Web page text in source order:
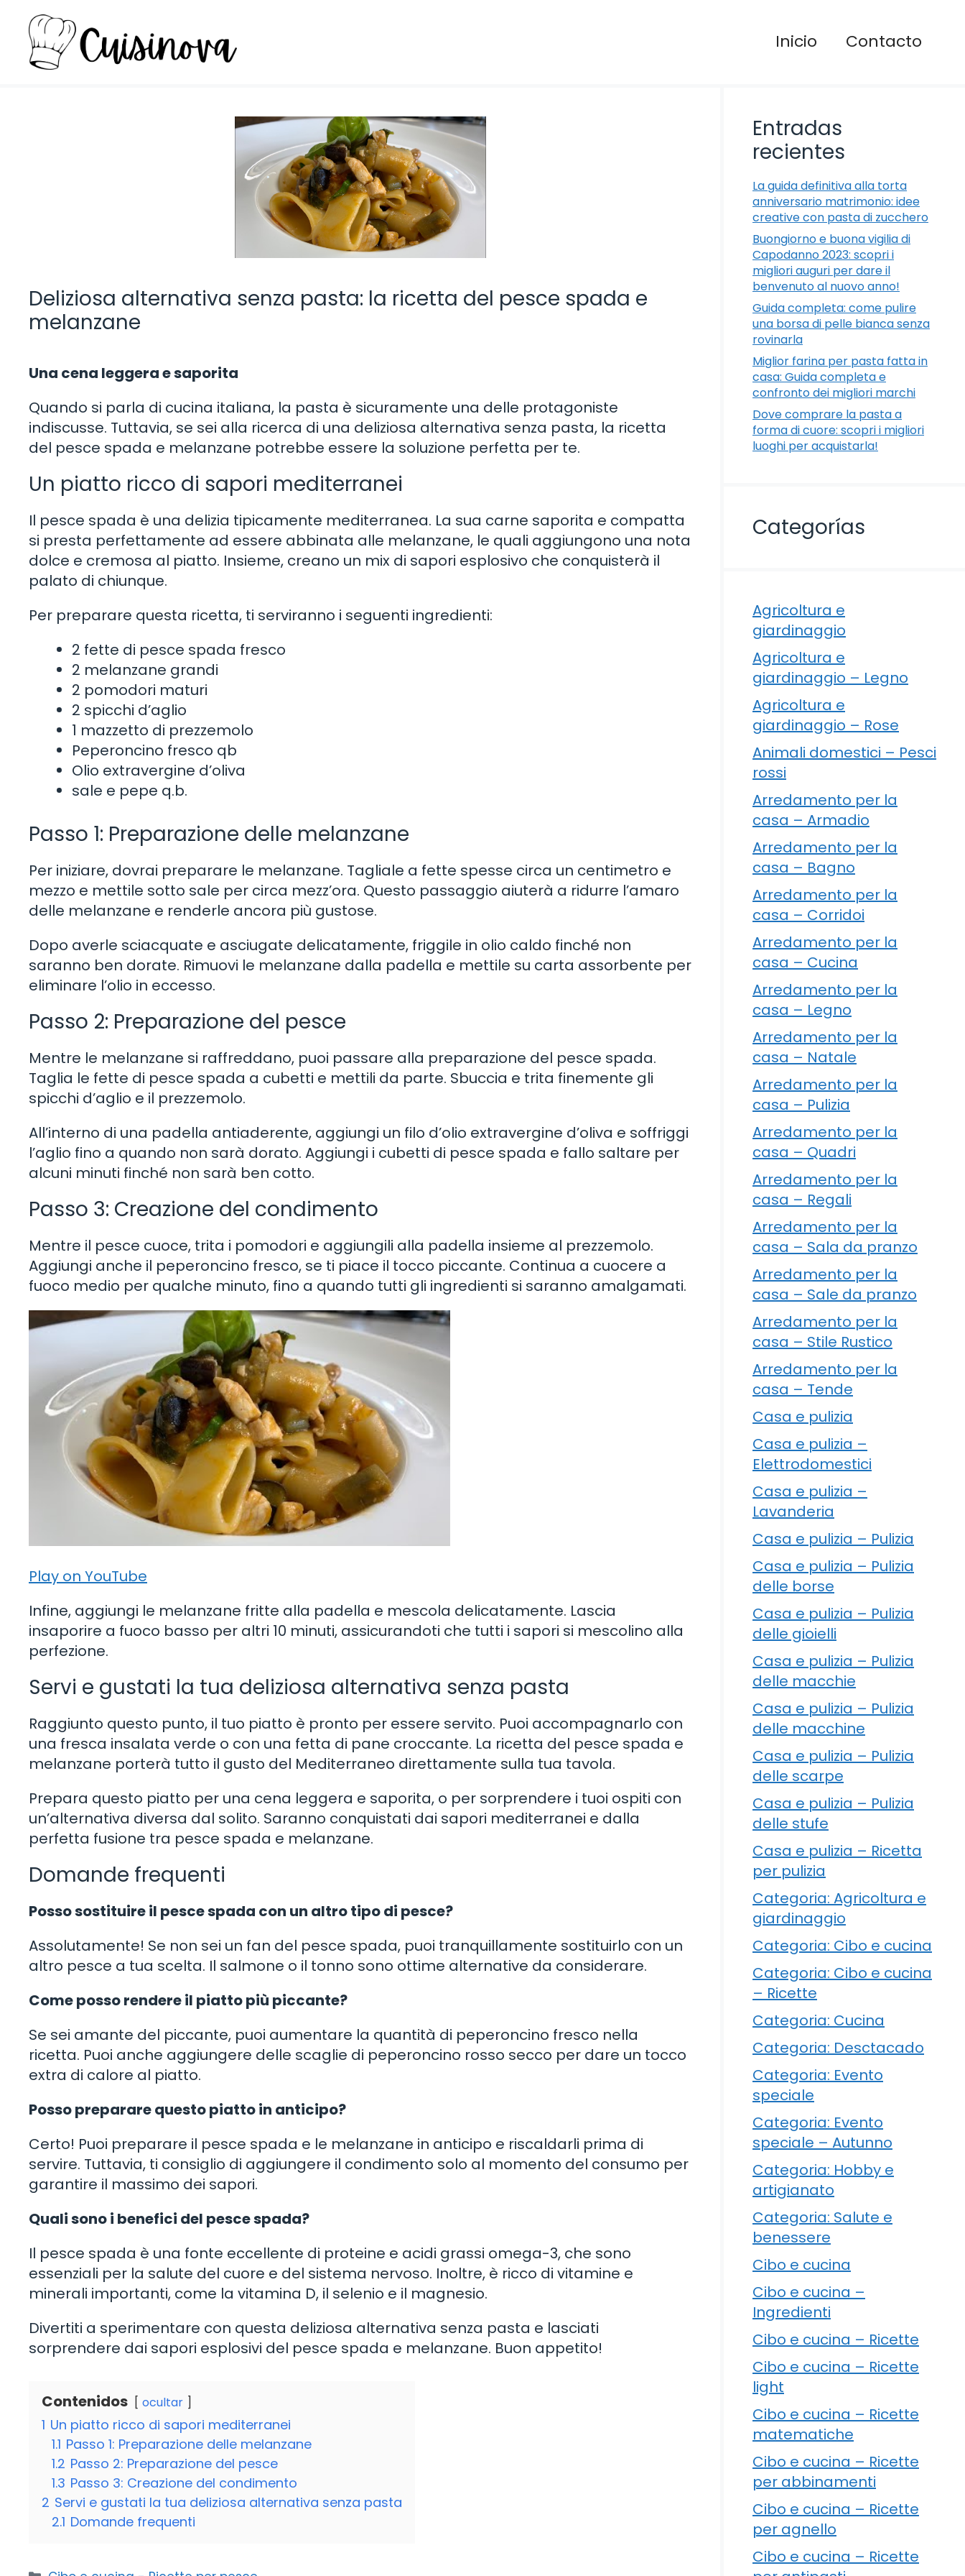
contenuto
Inicio Contacto
Deliziosa alternativa senza pasta: la ricetta del pesce spada e
melanzane
Una cena leggera e saporita
Quando si parla di cucina italiana, la pasta è sicuramente una delle protagoniste
indiscusse. Tuttavia, se sei alla ricerca di una deliziosa alternativa senza pasta, la ricetta
del pesce spada e melanzane potrebbe essere la soluzione perfetta per te.
Un piatto ricco di sapori mediterranei
Il pesce spada è una delizia tipicamente mediterranea. La sua carne saporita e compatta
si presta perfettamente ad essere abbinata alle melanzane, le quali aggiungono una nota
dolce e cremosa al piatto. Insieme, creano un mix di sapori esplosivo che conquisterà il
palato di chiunque.
Per preparare questa ricetta, ti serviranno i seguenti ingredienti:
2 fette di pesce spada fresco
2 melanzane grandi
2 pomodori maturi
2 spicchi d’aglio
1 mazzetto di prezzemolo
Peperoncino fresco qb
Olio extravergine d’oliva
sale e pepe q.b.
Passo 1: Preparazione delle melanzane
Per iniziare, dovrai preparare le melanzane. Tagliale a fette spesse circa un centimetro e
mezzo e mettile sotto sale per circa mezz’ora. Questo passaggio aiuterà a ridurre l’amaro
delle melanzane e renderle ancora più gustose.
Dopo averle sciacquate e asciugate delicatamente, friggile in olio caldo finché non
saranno ben dorate. Rimuovi le melanzane dalla padella e mettile su carta assorbente per
eliminare l’olio in eccesso.
Passo 2: Preparazione del pesce
Mentre le melanzane si raffreddano, puoi passare alla preparazione del pesce spada.
Taglia le fette di pesce spada a cubetti e mettili da parte. Sbuccia e trita finemente gli
spicchi d’aglio e il prezzemolo.
All’interno di una padella antiaderente, aggiungi un filo d’olio extravergine d’oliva e soffriggi
l’aglio fino a quando non sarà dorato. Aggiungi i cubetti di pesce spada e fallo saltare per
alcuni minuti finché non sarà ben cotto.
Passo 3: Creazione del condimento
Mentre il pesce cuoce, trita i pomodori e aggiungili alla padella insieme al prezzemolo.
Aggiungi anche il peperoncino fresco, se ti piace il tocco piccante. Continua a cuocere a
fuoco medio per qualche minuto, fino a quando tutti gli ingredienti si saranno amalgamati.
Play on YouTube
Infine, aggiungi le melanzane fritte alla padella e mescola delicatamente. Lascia
insaporire a fuoco basso per altri 10 minuti, assicurandoti che tutti i sapori si mescolino alla
perfezione.
Servi e gustati la tua deliziosa alternativa senza pasta
Raggiunto questo punto, il tuo piatto è pronto per essere servito. Puoi accompagnarlo con
una fresca insalata verde o con una fetta di pane croccante. La ricetta del pesce spada e
melanzane porterà tutto il gusto del Mediterraneo direttamente sulla tua tavola.
Prepara questo piatto per una cena leggera e saporita, o per sorprendere i tuoi ospiti con
un’alternativa diversa dal solito. Saranno conquistati dai sapori mediterranei e dalla
perfetta fusione tra pesce spada e melanzane.
Domande frequenti
Posso sostituire il pesce spada con un altro tipo di pesce?
Assolutamente! Se non sei un fan del pesce spada, puoi tranquillamente sostituirlo con un
altro pesce a tua scelta. Il salmone o il tonno sono ottime alternative da considerare.
Come posso rendere il piatto più piccante?
Se sei amante del piccante, puoi aumentare la quantità di peperoncino fresco nella
ricetta. Puoi anche aggiungere delle scaglie di peperoncino rosso secco per dare un tocco
extra di calore al piatto.
Posso preparare questo piatto in anticipo?
Certo! Puoi preparare il pesce spada e le melanzane in anticipo e riscaldarli prima di
servire. Tuttavia, ti consiglio di aggiungere il condimento solo al momento del consumo per
garantire il massimo dei sapori.
Quali sono i benefici del pesce spada?
Il pesce spada è una fonte eccellente di proteine e acidi grassi omega-3, che sono
essenziali per la salute del cuore e del sistema nervoso. Inoltre, è ricco di vitamine e
minerali importanti, come la vitamina D, il selenio e il magnesio.
Divertiti a sperimentare con questa deliziosa alternativa senza pasta e lasciati
sorprendere dai sapori esplosivi del pesce spada e melanzane. Buon appetito!
Contenidos ocultar
1 Un piatto ricco di sapori mediterranei
1.1 Passo 1: Preparazione delle melanzane
1.2 Passo 2: Preparazione del pesce
1.3 Passo 3: Creazione del condimento
2 Servi e gustati la tua deliziosa alternativa senza pasta
2.1 Domande frequenti
Entradas
recientes
La guida definitiva alla torta
anniversario matrimonio: idee
creative con pasta di zucchero
Buongiorno e buona vigilia di
Capodanno 2023: scopri i
migliori auguri per dare il
benvenuto al nuovo anno!
Guida completa: come pulire
una borsa di pelle bianca senza
rovinarla
Miglior farina per pasta fatta in
casa: Guida completa e
confronto dei migliori marchi
Dove comprare la pasta a
forma di cuore: scopri i migliori
luoghi per acquistarla!
Categorías
Agricoltura e
giardinaggio
Agricoltura e
giardinaggio – Legno
Agricoltura e
giardinaggio – Rose
Animali domestici – Pesci
rossi
Arredamento per la
casa – Armadio
Arredamento per la
casa – Bagno
Arredamento per la
casa – Corridoi
Arredamento per la
casa – Cucina
Arredamento per la
casa – Legno
Arredamento per la
casa – Natale
Arredamento per la
casa – Pulizia
Arredamento per la
casa – Quadri
Arredamento per la
casa – Regali
Arredamento per la
casa – Sala da pranzo
Arredamento per la
casa – Sale da pranzo
Arredamento per la
casa – Stile Rustico
Arredamento per la
casa – Tende
Casa e pulizia
Casa e pulizia –
Elettrodomestici
Casa e pulizia –
Lavanderia
Casa e pulizia – Pulizia
Casa e pulizia – Pulizia
delle borse
Casa e pulizia – Pulizia
delle gioielli
Casa e pulizia – Pulizia
delle macchie
Casa e pulizia – Pulizia
delle macchine
Casa e pulizia – Pulizia
delle scarpe
Casa e pulizia – Pulizia
delle stufe
Casa e pulizia – Ricetta
per pulizia
Categoria: Agricoltura e
giardinaggio
Categoria: Cibo e cucina
Categoria: Cibo e cucina
– Ricette
Categoria: Cucina
Categoria: Desctacado
Categoria: Evento
speciale
Categoria: Evento
speciale – Autunno
Categoria: Hobby e
artigianato
Categoria: Salute e
benessere
Cibo e cucina
Cibo e cucina –
Ingredienti
Cibo e cucina – Ricette
Cibo e cucina – Ricette
light
Cibo e cucina – Ricette
matematiche
Cibo e cucina – Ricette
per abbinamenti
Cibo e cucina – Ricette
per agnello
Cibo e cucina – Ricette